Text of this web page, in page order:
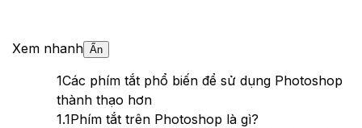
Xem nhanh Ẩn
1Các phím tắt phổ biến để sử dụng Photoshop
thành thạo hơn
1.1Phím tắt trên Photoshop là gì?